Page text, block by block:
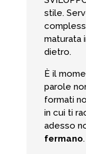
stile.
maturata
dietro.
È il
parole
formati
in cui ti
adesso
fermano.